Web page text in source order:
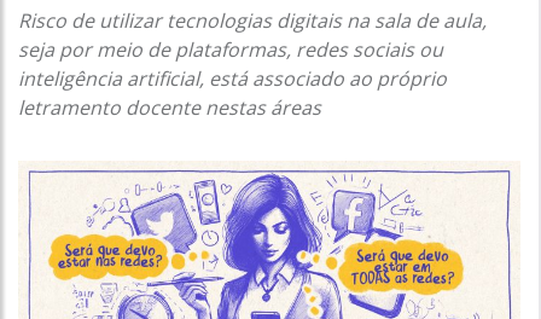
Risco de utilizar tecnologias digitais na sala de aula,
seja por meio de plataformas, redes sociais ou
inteligência artificial, está associado ao próprio
letramento docente nestas áreas